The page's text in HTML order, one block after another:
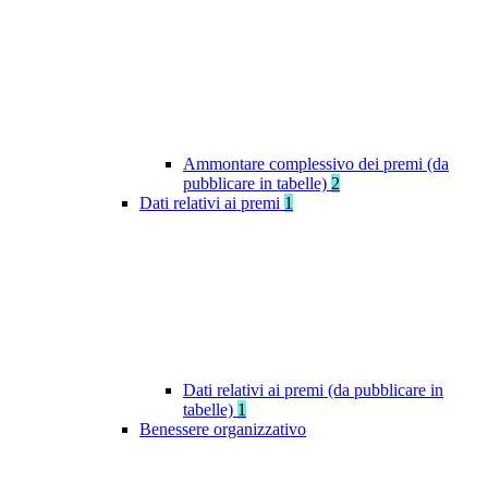
Ammontare complessivo dei premi (da
pubblicare in tabelle) 2
Dati relativi ai premi 1
Dati relativi ai premi (da pubblicare in
tabelle) 1
Benessere organizzativo